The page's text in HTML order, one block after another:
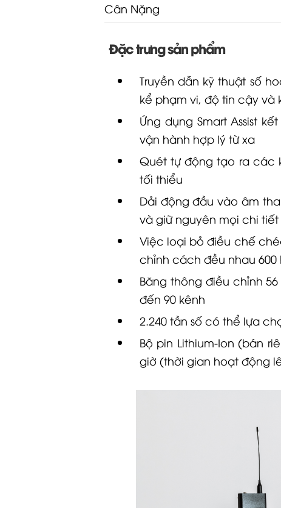
Cân Nặng
Đặc trưng sản phẩm
Truyền dẫn kỹ thuật số
kể phạm vi, độ tin cậy và
Ứng dụng Smart Assist
vận hành hợp lý từ xa
Quét tự động tạo ra các
tối thiểu
Dải động đầu vào âm
và giữ nguyên mọi chi tiết
Việc loại bỏ điều chế
chỉnh cách đều nhau 600
Băng thông điều chỉnh
đến 90 kênh
2.240 tần số có thể lựa
Bộ pin Lithium-Ion (bán
giờ (thời gian hoạt động